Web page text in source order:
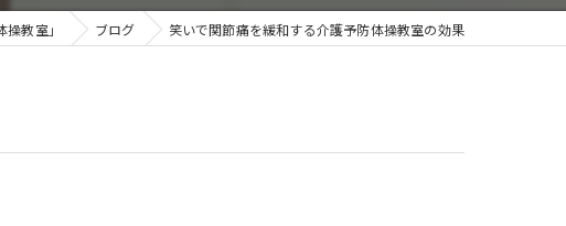
教室」 ブログ 笑いで関節痛を緩和する介護予防体操教室の効果